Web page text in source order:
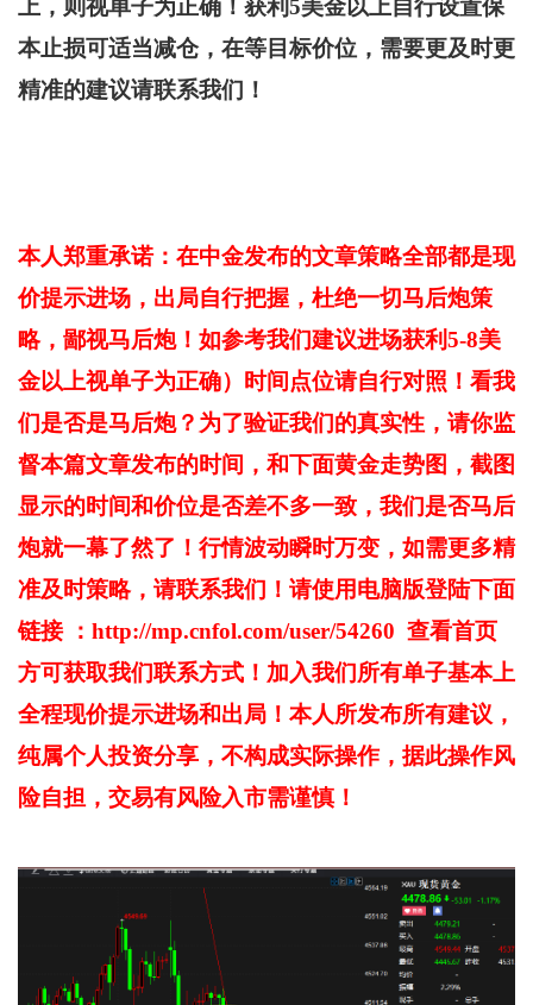
上，则视单子为正确！获利5美金以上自行设置保
本止损可适当减仓，在等目标价位，需要更及时更
精准的建议请联系我们！
本人郑重承诺：在中金发布的文章策略全部都是现
价提示进场，出局自行把握，杜绝一切马后炮策
略，鄙视马后炮！如参考我们建议进场获利5-8美
金以上视单子为正确）时间点位请自行对照！看我
们是否是马后炮？为了验证我们的真实性，请你监
督本篇文章发布的时间，和下面黄金走势图，截图
显示的时间和价位是否差不多一致，我们是否马后
炮就一幕了然了！行情波动瞬时万变，如需更多精
准及时策略，请联系我们！请使用电脑版登陆下面
链接 ：http://mp.cnfol.com/user/54260 查看首页
方可获取我们联系方式！加入我们所有单子基本上
全程现价提示进场和出局！本人所发布所有建议，
纯属个人投资分享，不构成实际操作，据此操作风
险自担，交易有风险入市需谨慎！